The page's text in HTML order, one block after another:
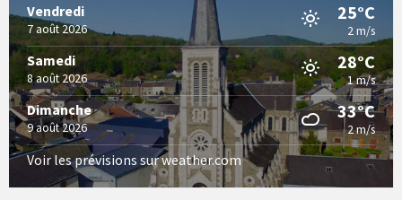
Vendredi
7 août 2026
25°C
2 m/s
Samedi
8 août 2026
28°C
1 m/s
Dimanche
9 août 2026
33°C
2 m/s
Voir les prévisions sur weather.com